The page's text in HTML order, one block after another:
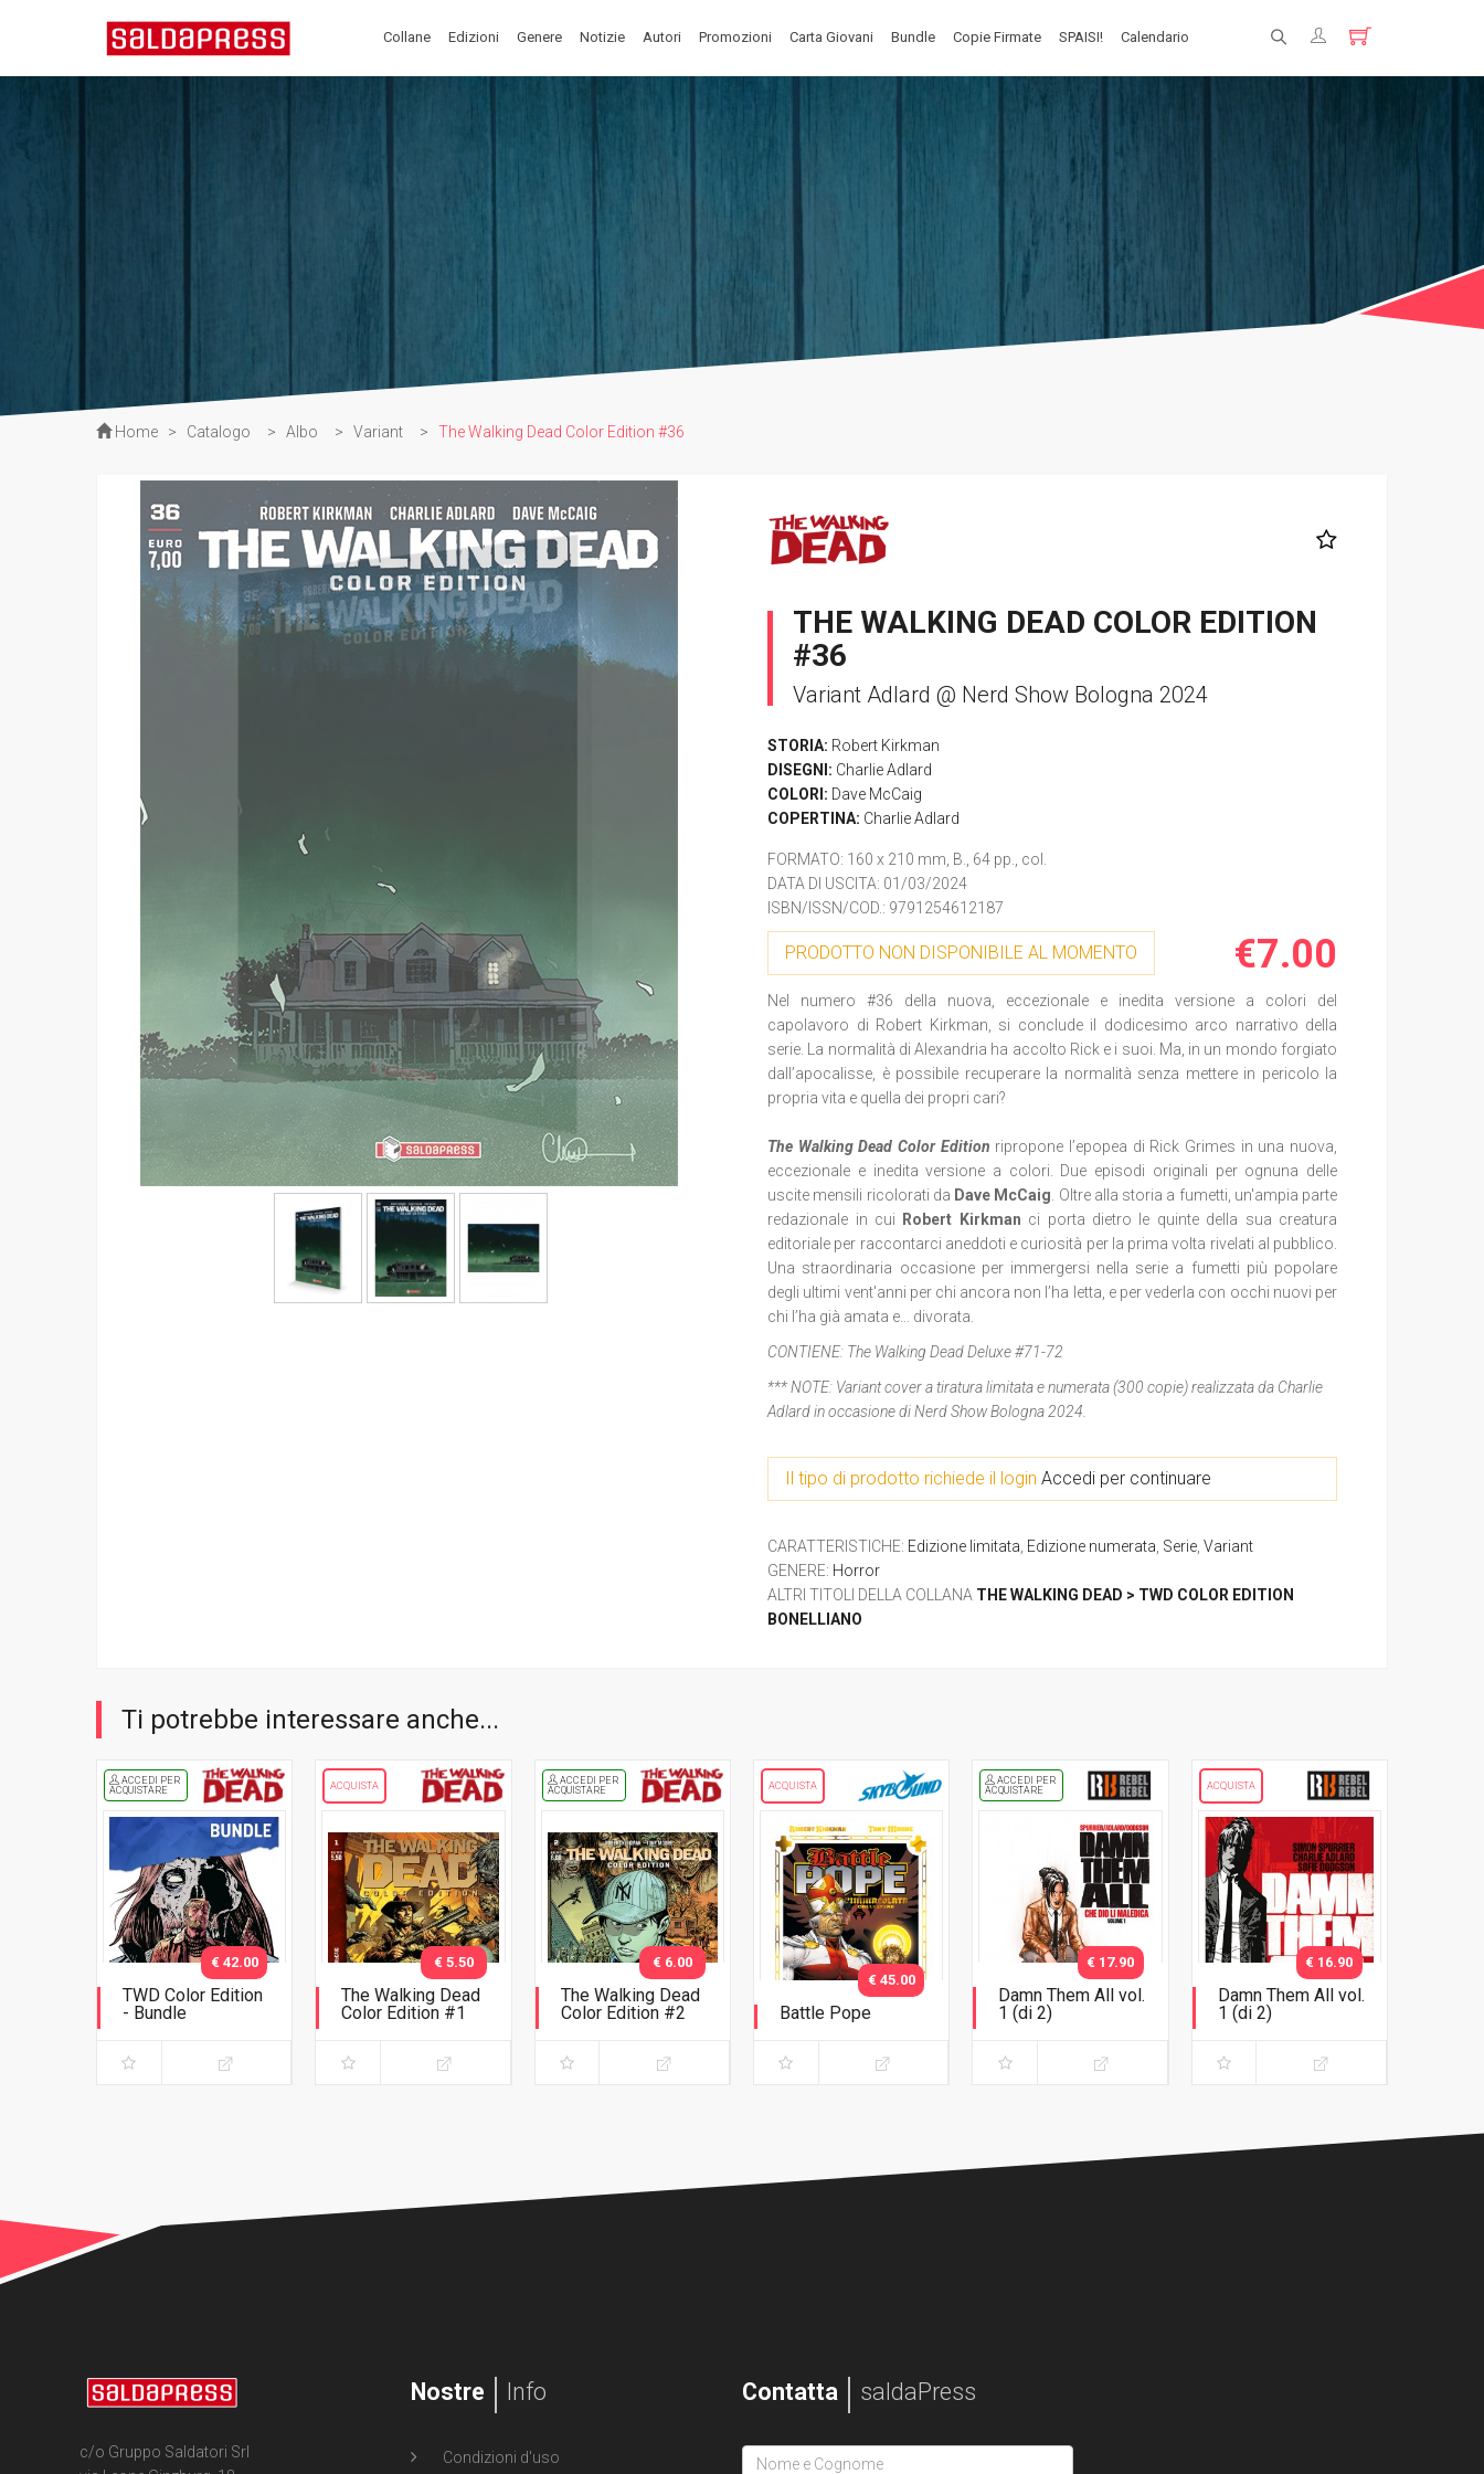
Collane Edizioni Genere Notizie Autori Promozioni Carta Giovani Bundle Copie Firmate SPAISI! Calendario
Home > Catalogo > Albo > Variant > The Walking Dead Color Edition #36
THE WALKING DEAD COLOR EDITION
#36
Variant Adlard @ Nerd Show Bologna 2024
STORIA: Robert Kirkman
DISEGNI: Charlie Adlard
COLORI: Dave McCaig
COPERTINA: Charlie Adlard
FORMATO: 160 x 210 mm, B., 64 pp., col.
DATA DI USCITA: 01/03/2024
ISBN/ISSN/COD.: 9791254612187
PRODOTTO NON DISPONIBILE AL MOMENTO €7.00
Nel numero #36 della nuova, eccezionale e inedita versione a colori del
capolavoro di Robert Kirkman, si conclude il dodicesimo arco narrativo della
serie. La normalità di Alexandria ha accolto Rick e i suoi. Ma, in un mondo forgiato
dall’apocalisse, è possibile recuperare la normalità senza mettere in pericolo la
propria vita e quella dei propri cari?
The Walking Dead Color Edition ripropone l’epopea di Rick Grimes in una nuova,
eccezionale e inedita versione a colori. Due episodi originali per ognuna delle
uscite mensili ricolorati da Dave McCaig . Oltre alla storia a fumetti, un'ampia parte
redazionale in cui
Robert Kirkman ci porta dietro le quinte della sua creatura
editoriale per raccontarci aneddoti e curiosità per la prima volta rivelati al pubblico.
Una straordinaria occasione per immergersi nella serie a fumetti più popolare
degli ultimi vent'anni per chi ancora non l’ha letta, e per vederla con occhi nuovi per
chi l’ha già amata e... divorata.
CONTIENE: The Walking Dead Deluxe #71-72
*** NOTE: Variant cover a tiratura limitata e numerata (300 copie) realizzata da Charlie
Adlard in occasione di Nerd Show Bologna 2024.
Il tipo di prodotto richiede il loginAccedi per continuare
CARATTERISTICHE: Edizione limitata Edizione numerata Serie ,Variant
GENERE: Horror
ALTRI TITOLI DELLA COLLANA THE WALKING DEAD > TWD COLOR EDITION
BONELLIANO
Ti potrebbe interessare anche...
ACCEDI PER
ACQUISTARE
TWD Color Edition
- Bundle
€ 42.00
ACQUISTA
The Walking Dead
Color Edition #1
€ 5.50
ACCEDI PER
ACQUISTARE
The Walking Dead
Color Edition #2
€ 6.00
ACQUISTA
Battle Pope
Collezione
€ 45.00
ACCEDI PER
ACQUISTARE
Damn Them All vol.
1 (di 2)
€ 17.90
ACQUISTA
Damn Them All vol.
1 (di 2)
€ 16.90
c/o Gruppo Saldatori Srl
Nostre Info
Condizioni d'uso
Contatta saldaPress